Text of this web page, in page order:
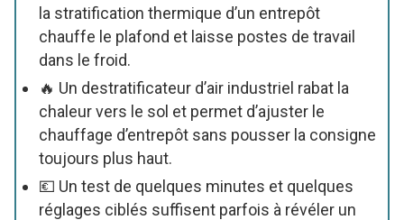
la stratification thermique d’un entrepôt
chauffe le plafond et laisse postes de travail
dans le froid.
🔥 Un destratificateur d’air industriel rabat la
chaleur vers le sol et permet d’ajuster le
chauffage d’entrepôt sans pousser la consigne
toujours plus haut.
💶 Un test de quelques minutes et quelques
réglages ciblés suffisent parfois à révéler un